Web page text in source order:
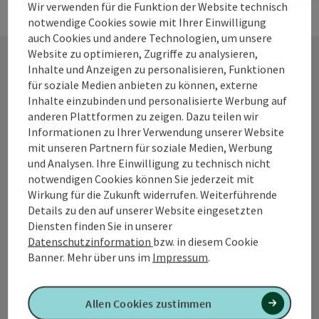
Kontakt
Tourismusverband Quellenviertel
Promenade 2
4701 Bad Schallerbach
+43 7249 42071 0
Wir verwenden für die Funktion der Website technisch
notwendige Cookies sowie mit Ihrer Einwilligung
auch Cookies und andere Technologien, um unsere
Website zu optimieren, Zugriffe zu analysieren,
Inhalte und Anzeigen zu personalisieren, Funktionen
für soziale Medien anbieten zu können, externe
Inhalte einzubinden und personalisierte Werbung auf
anderen Plattformen zu zeigen. Dazu teilen wir
Informationen zu Ihrer Verwendung unserer Website
mit unseren Partnern für soziale Medien, Werbung
und Analysen. Ihre Einwilligung zu technisch nicht
notwendigen Cookies können Sie jederzeit mit
Wirkung für die Zukunft widerrufen. Weiterführende
Details zu den auf unserer Website eingesetzten
Diensten finden Sie in unserer
Datenschutzinformation bzw. in diesem Cookie
Banner. Mehr über uns im Impressum.
Allen Cookies zustimmen